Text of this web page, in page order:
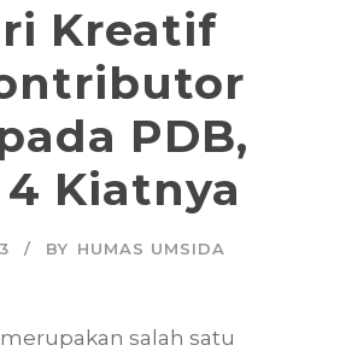
Kreatif
PDB,
Kiatnya
BY HUMAS UMSIDA
salah satu